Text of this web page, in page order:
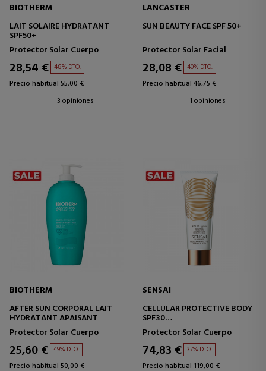
BIOTHERM
LAIT SOLAIRE HYDRATANT
SPF50+
Protector Solar Cuerpo
28,54 € 48% DTO.
Precio habitual 55,00 €
3 opiniones
LANCASTER
SUN BEAUTY FACE SPF 50+
Protector Solar Facial
28,08 € 40% DTO.
Precio habitual 46,75 €
1 opiniones
BIOTHERM
AFTER SUN CORPORAL LAIT
HYDRATANT APAISANT
Protector Solar Cuerpo
25,60 € 49% DTO.
Precio habitual 50,00 €
SENSAI
CELLULAR PROTECTIVE BODY
SPF30
PROTECTOR SOLAR
CORPORAL
Protector Solar Cuerpo
74,83 € 37% DTO.
Precio habitual 119,00 €